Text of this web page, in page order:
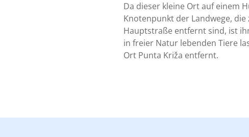
Da dieser kleine Ort auf einem
Knotenpunkt der Landwege,
Hauptstraße entfernt sind, ist
in freier Natur lebenden Tiere
Ort Punta Križa entfernt.